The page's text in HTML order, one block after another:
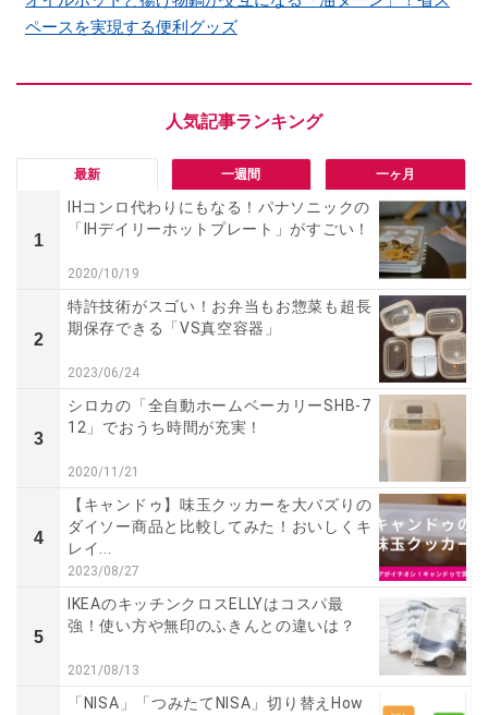
ペースを実現する便利グッズ
最新 一週間 一ヶ月
1
IHコンロ代わりにもなる！パナソニックの
「IHデイリーホットプレート」がすごい！
2020/10/19
2
特許技術がスゴい！お弁当もお惣菜も超長
期保存できる「VS真空容器」
2023/06/24
3
シロカの「全自動ホームベーカリーSHB-7
12」でおうち時間が充実！
2020/11/21
4
【キャンドゥ】味玉クッカーを大バズりの
ダイソー商品と比較してみた！おいしくキ
レイ...
2023/08/27
5
IKEAのキッチンクロスELLYはコスパ最
強！使い方や無印のふきんとの違いは？
2021/08/13
「NISA」「つみたてNISA」切り替えHow